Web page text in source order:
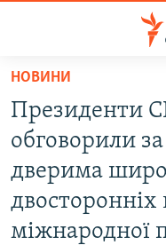
Перейти
основного
матеріалу
до
основної
навігації
ВСЕ ЗА ДОБУ
ЕКОНОМІКА
РОСІЙСЬКА
НОВИНИ
Президенти
обговорили
дверима
двосторонніх
міжнародної